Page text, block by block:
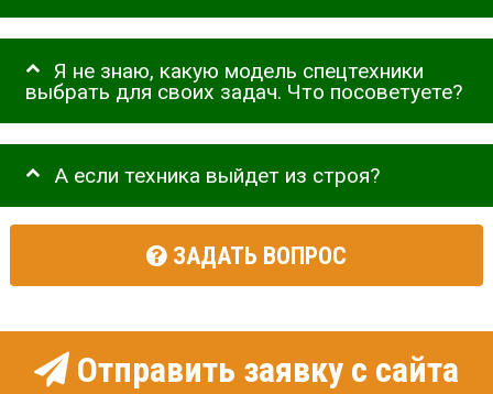
Я не знаю, какую модель спецтехники
выбрать для своих задач. Что посоветуете?
А если техника выйдет из строя?
ЗАДАТЬ ВОПРОС
Отправить заявку с сайта